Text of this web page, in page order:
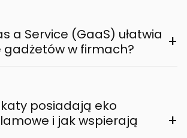
a Service (GaaS) ułatwia
gadżetów w firmach?
+
posiadają eko
i jak wspierają
+